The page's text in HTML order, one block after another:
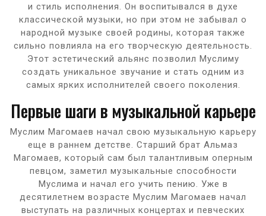
и стиль исполнения. Он воспитывался в духе
классической музыки, но при этом не забывал о
народной музыке своей родины, которая также
сильно повлияла на его творческую деятельность.
Этот эстетический альянс позволил Муслиму
создать уникальное звучание и стать одним из
самых ярких исполнителей своего поколения.
Первые шаги в музыкальной карьере
Муслим Магомаев начал свою музыкальную карьеру
еще в раннем детстве. Старший брат Альмаз
Магомаев, который сам был талантливым оперным
певцом, заметил музыкальные способности
Муслима и начал его учить пению. Уже в
десятилетнем возрасте Муслим Магомаев начал
выступать на различных концертах и певческих